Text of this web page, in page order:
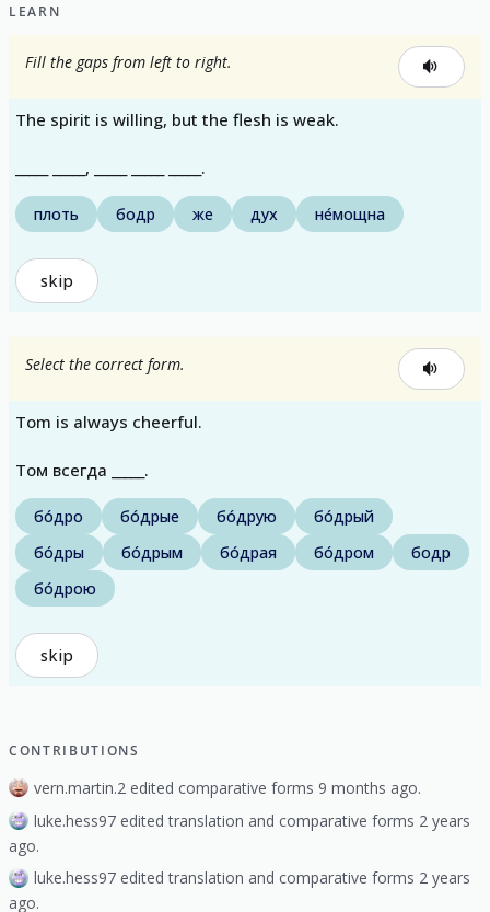
LEARN
Fill the gaps from left to right.
The spirit is willing, but the flesh is weak.
_____ _____, _____ _____ _____.
плоть бодр же дух не́мощна
skip
Select the correct form.
Tom is always cheerful.
Том всегда _____.
бо́дро бо́дрые бо́друю
бо́дрый
бо́дры
бо́дрым бо́драя бо́дром
бодр
бо́дрою
skip
CONTRIBUTIONS
vern.martin.2 edited comparative forms 9 months ago.
luke.hess97 edited translation and comparative forms 2 years
ago.
luke.hess97 edited translation and comparative forms 2 years
ago.